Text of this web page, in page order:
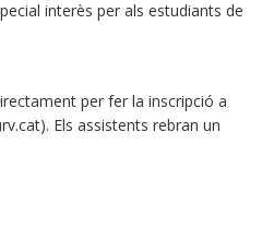
interès per als estudiants de
per fer la inscripció a
Els assistents rebran un